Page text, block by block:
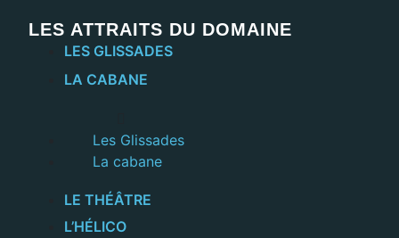
LES ATTRAITS DU DOMAINE
LES GLISSADES
LA CABANE
Les Glissades
La cabane
LE THÉÂTRE
L’HÉLICO